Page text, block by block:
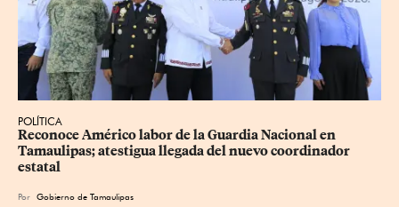
POLÍTICA
Reconoce Américo labor de la Guardia Nacional en
Tamaulipas; atestigua llegada del nuevo coordinador
estatal
Por Gobierno de Tamaulipas